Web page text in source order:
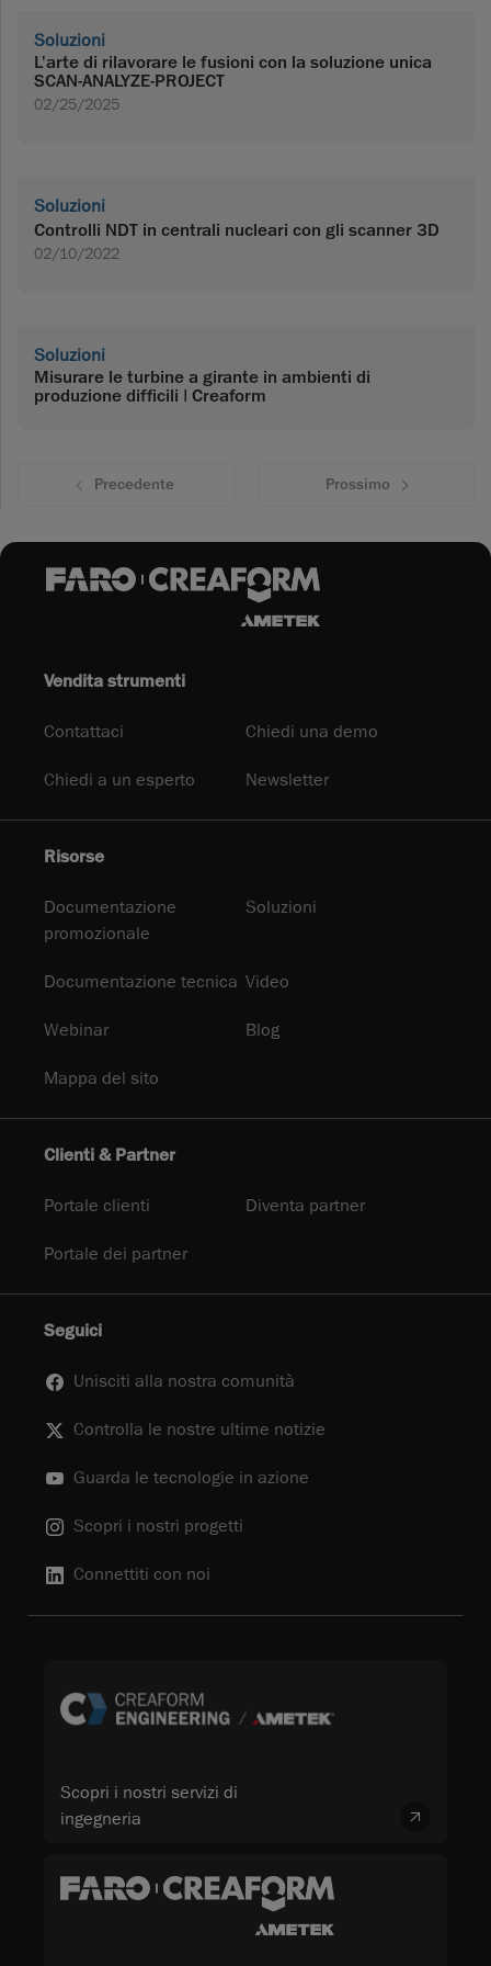
Soluzioni
L'arte di rilavorare le fusioni con la soluzione unica
SCAN-ANALYZE-PROJECT
02/25/2025
Soluzioni
Controlli NDT in centrali nucleari con gli scanner 3D
02/10/2022
Soluzioni
Misurare le turbine a girante in ambienti di
produzione difficili | Creaform
Precedente Prossimo
Vendita strumenti
Contattaci Chiedi una demo
Chiedi a un esperto Newsletter
Risorse
Documentazione
promozionale
Soluzioni
Documentazione tecnica Video
Webinar Blog
Mappa del sito
Clienti & Partner
Portale clienti Diventa partner
Portale dei partner
Seguici
Unisciti alla nostra comunità
Controlla le nostre ultime notizie
Guarda le tecnologie in azione
Scopri i nostri progetti
Connettiti con noi
Scopri i nostri servizi di
ingegneria